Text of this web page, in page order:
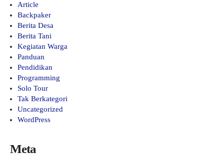
Article
Backpaker
Berita Desa
Berita Tani
Kegiatan Warga
Panduan
Pendidikan
Programming
Solo Tour
Tak Berkategori
Uncategorized
WordPress
Meta